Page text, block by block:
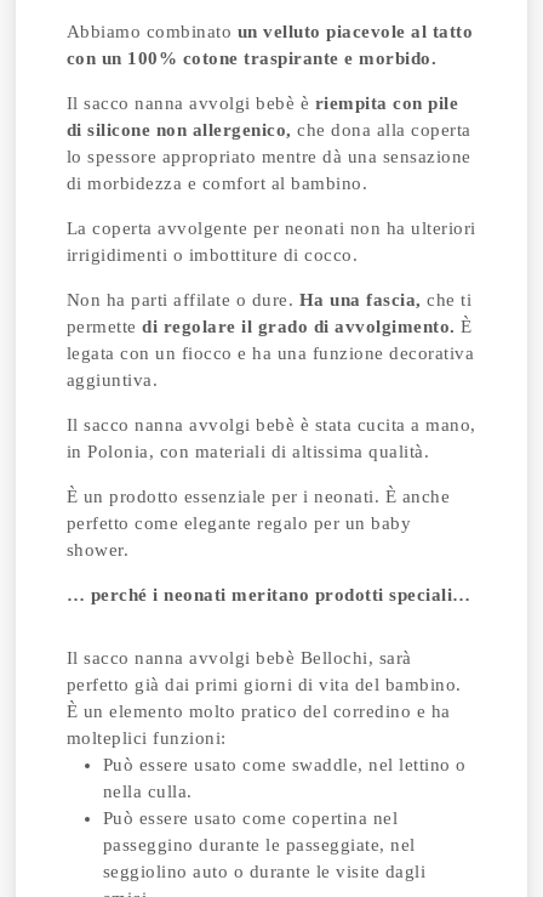
Abbiamo combinato un velluto piacevole al tatto
con un 100% cotone traspirante emorbido.
Il sacco nanna avvolgi bebè è riempita con pile
di silicone non allergenico, che dona alla coperta
lo spessore appropriato mentre dà una sensazione
di morbidezza e comfort al bambino.
La coperta avvolgente per neonati non ha ulteriori
irrigidimenti o imbottiture di cocco.
Non ha parti affilate o dure. Ha una fascia, che ti
permettedi regolare il grado di avvolgimento. È
legata con un fiocco e ha una funzione decorativa
aggiuntiva.
Il sacco nanna avvolgi bebè è stata cucita a mano,
in Polonia, con materiali di altissima qualità.
È un prodotto essenziale per i neonati. È anche
perfetto come elegante regalo per un baby
shower.
… perché i neonati meritano prodotti speciali…
Il sacco nanna avvolgi bebè Bellochi, sarà
perfetto già dai primi giorni di vita del bambino.
È un elemento molto pratico del corredino e ha
molteplici funzioni:
Può essere usato come swaddle, nel lettino o
nella culla.
Può essere usato come copertina nel
passeggino durante le passeggiate, nel
seggiolino auto o durante le visite dagli